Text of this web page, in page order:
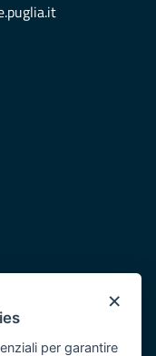
×
per garantire